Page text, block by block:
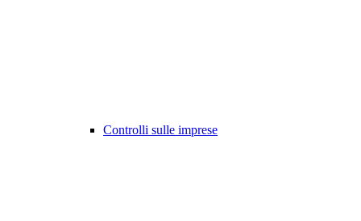
Controlli sulle imprese